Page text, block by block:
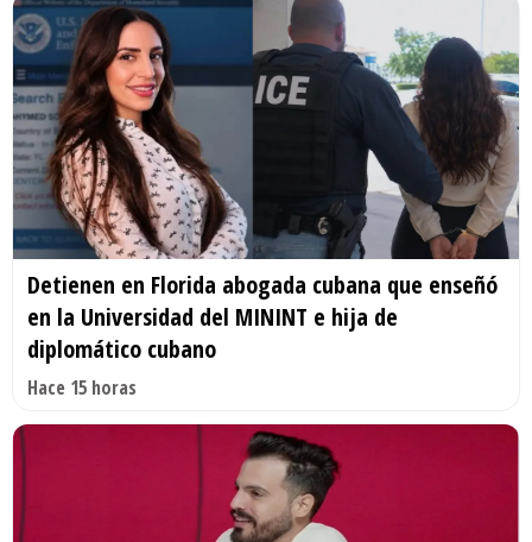
Detienen en Florida abogada cubana que enseñó
en la Universidad del MININT e hija de
diplomático cubano
Hace 15 horas